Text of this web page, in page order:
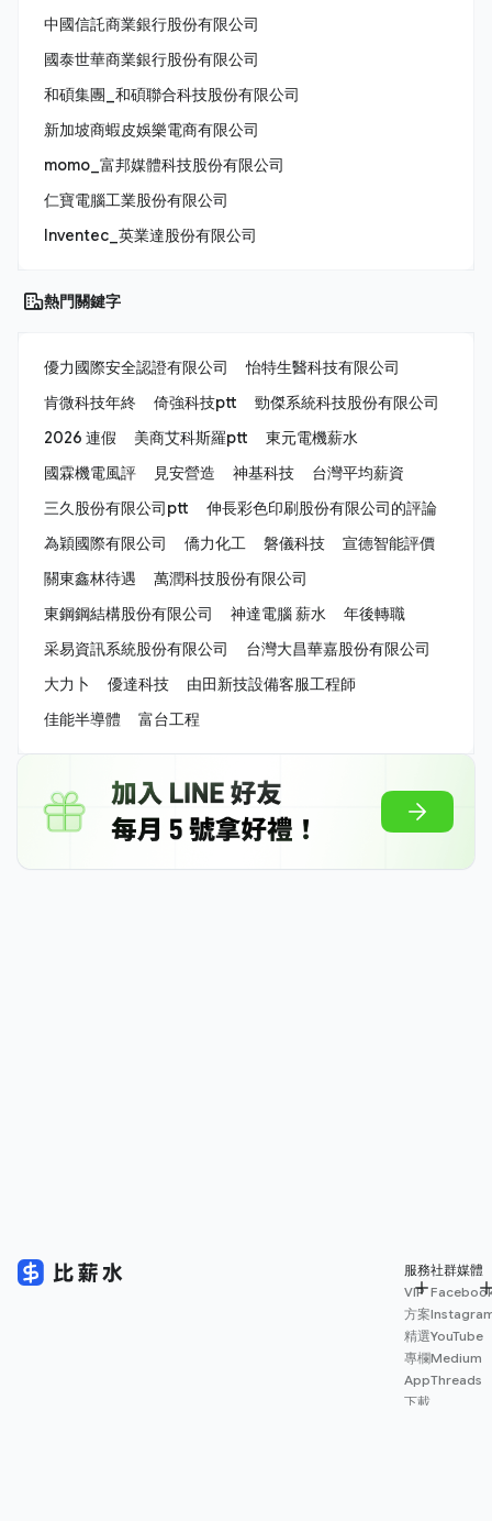
中國信託商業銀行股份有限公司
國泰世華商業銀行股份有限公司
和碩集團_和碩聯合科技股份有限公司
新加坡商蝦皮娛樂電商有限公司
momo_富邦媒體科技股份有限公司
仁寶電腦工業股份有限公司
Inventec_英業達股份有限公司
熱門關鍵字
優力國際安全認證有限公司
怡特生醫科技有限公司
肯微科技年終
倚強科技ptt
勁傑系統科技股份有限公司
2026 連假
美商艾科斯羅ptt
東元電機薪水
國霖機電風評
見安營造 神基科技
台灣平均薪資
三久股份有限公司ptt
伸長彩色印刷股份有限公司的評論
為穎國際有限公司
僑力化工 磐儀科技
宣德智能評價
關東鑫林待遇
萬潤科技股份有限公司
東鋼鋼結構股份有限公司
神達電腦 薪水
年後轉職
采易資訊系統股份有限公司
台灣大昌華嘉股份有限公司
大力卜
優達科技
由田新技設備客服工程師
佳能半導體
富台工程
服務
VIP
方案
精選
專欄
App
下載
社群媒體
YouTube
Medium
Threads